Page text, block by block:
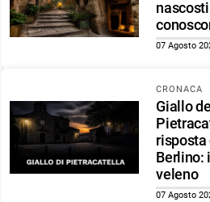
07 Agosto
CRONACA
Giallo
risposta
Berlino:
veleno
07 Agosto